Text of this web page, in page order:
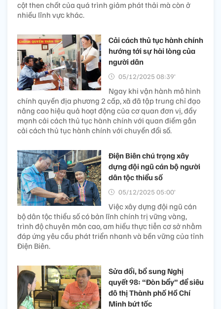
cột then chốt của quá trình giảm phát thải mà còn ở
nhiều lĩnh vực khác.
Cải cách thủ tục hành chính
hướng tới sự hài lòng của
người dân
05/12/2025 08:39’
Ngay khi vận hành mô hình
chính quyền địa phương 2 cấp, xã đã tập trung chỉ đạo
nâng cao hiệu quả hoạt động của cơ quan đơn vị, đẩy
mạnh cải cách thủ tục hành chính với quan điểm gắn
cải cách thủ tục hành chính với chuyển đổi số.
Điện Biên chú trọng xây
dựng đội ngũ cán bộ người
dân tộc thiểu số
05/12/2025 05:00’
Việc xây dựng đội ngũ cán
bộ dân tộc thiểu số có bản lĩnh chính trị vững vàng,
trình độ chuyên môn cao, am hiểu thực tiễn cơ sở nhằm
đáp ứng yêu cầu phát triển nhanh và bền vững của tỉnh
Điện Biên.
Sửa đổi, bổ sung Nghị
quyết 98: “Đòn bẩy” để siêu
đô thị Thành phố Hồ Chí
Minh bứt tốc